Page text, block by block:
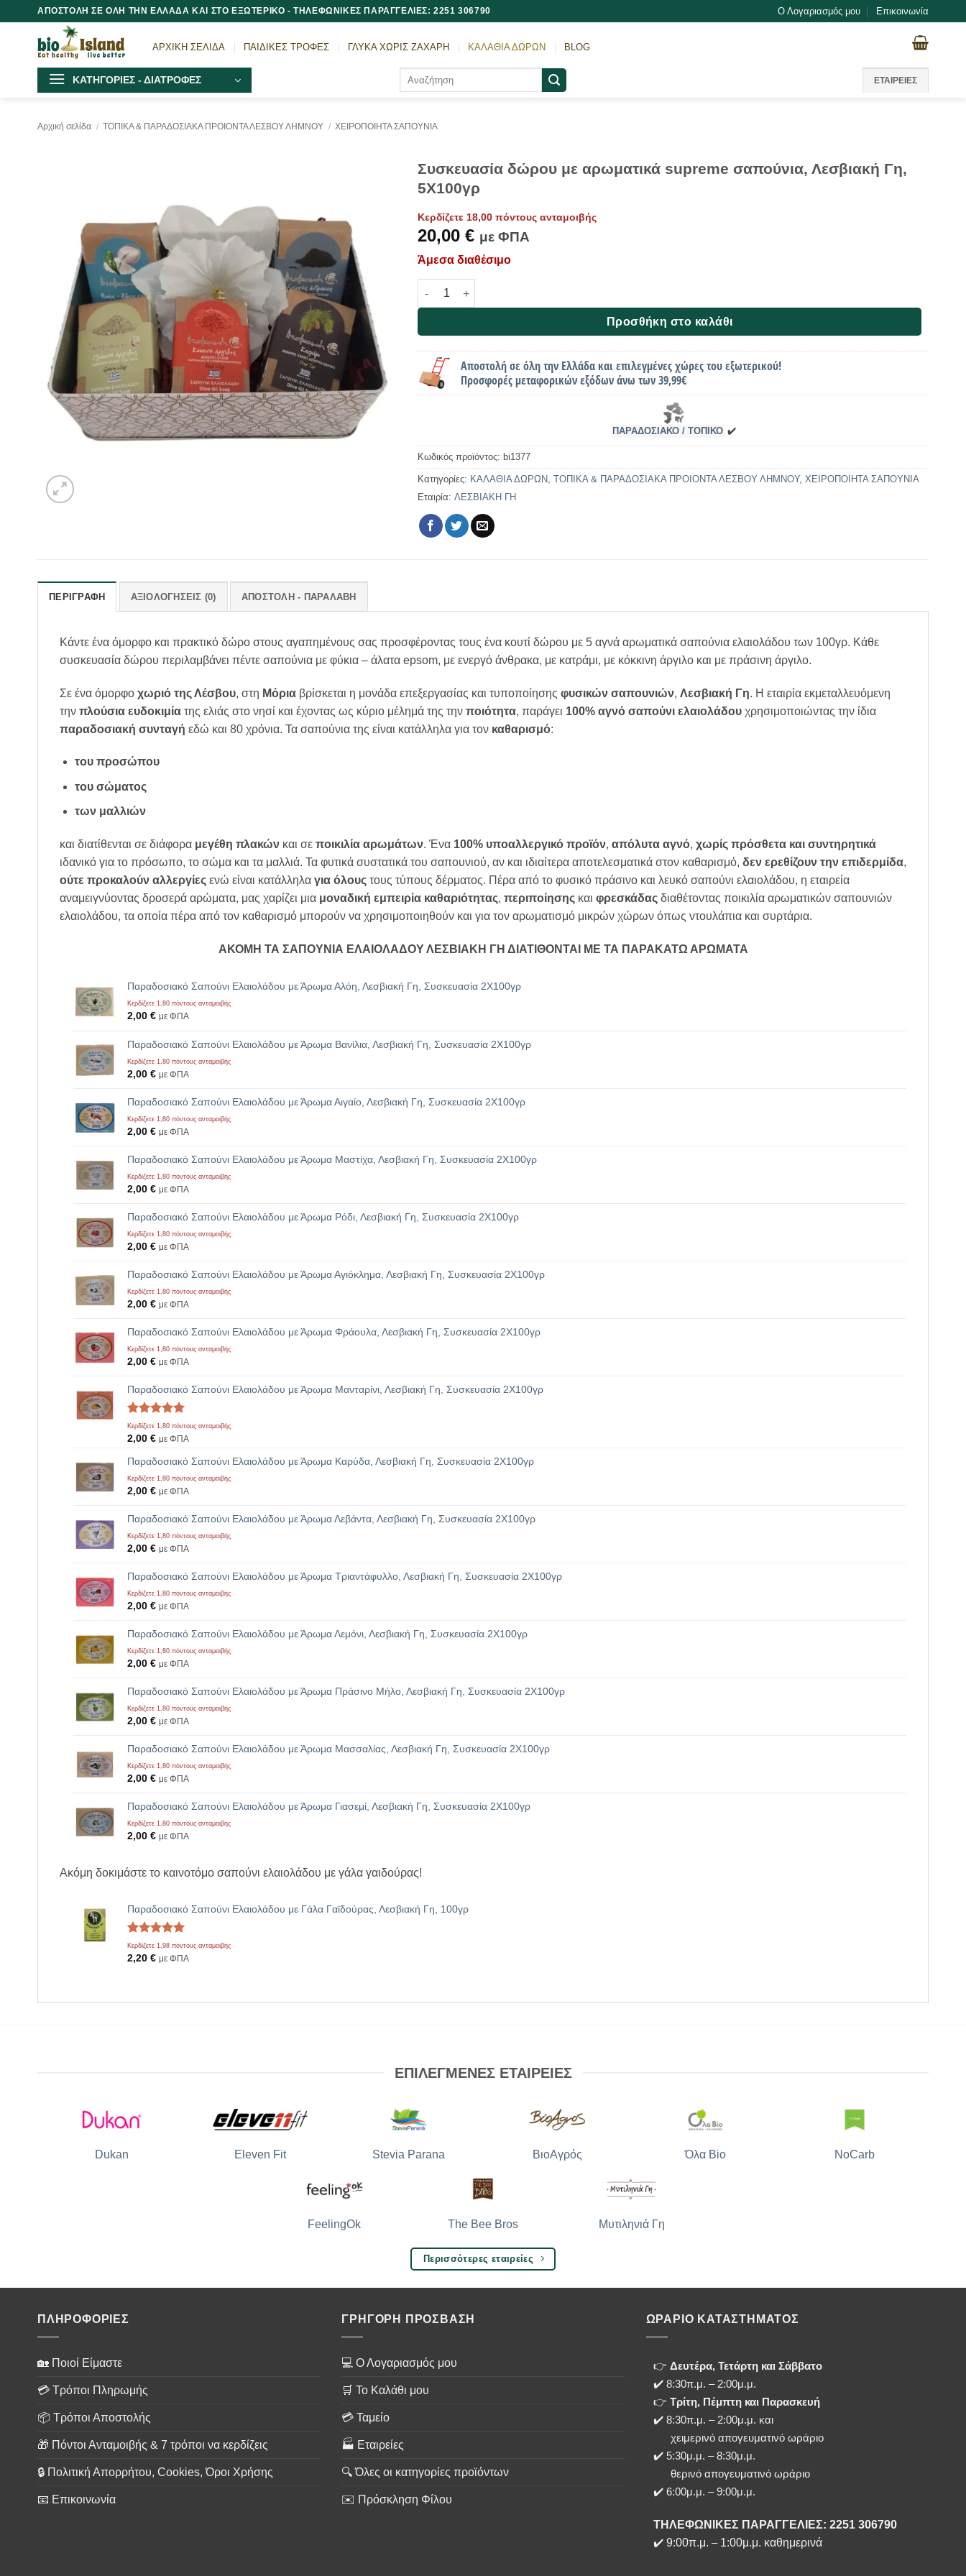
Μετάβαση
στο
περιεχόμενο
ΑΠΟΣΤΟΛΗ ΣΕ ΟΛΗ ΤΗΝ ΕΛΛΑΔΑ ΚΑΙ ΣΤΟ ΕΞΩΤΕΡΙΚΟ - ΤΗΛΕΦΩΝΙΚΕΣ ΠΑΡΑΓΓΕΛΙΕΣ: 2251 306790 Ο Λογαριασμός μου Επικοινωνία
ΑΡΧΙΚΗ ΣΕΛΙΔΑ ΠΑΙΔΙΚΕΣ ΤΡΟΦΕΣ ΓΛΥΚΑ ΧΩΡΙΣ ΖΑΧΑΡΗ ΚΑΛΑΘΙΑ ΔΩΡΩΝ BLOG
ΚΑΤΗΓΟΡΙΕΣ - ΔΙΑΤΡΟΦΕΣ ΕΤΑΙΡΕΙΕΣ
Αρχική σελίδα / ΤΟΠΙΚΑ & ΠΑΡΑΔΟΣΙΑΚΑ ΠΡΟΙΟΝΤΑ ΛΕΣΒΟΥ ΛΗΜΝΟΥ / ΧΕΙΡΟΠΟΙΗΤΑ ΣΑΠΟΥΝΙΑ
Συσκευασία δώρου με αρωματικά supreme σαπούνια, Λεσβιακή Γη,
5Χ100γρ
Κερδίζετε 18,00 πόντους ανταμοιβής
20,00€ με ΦΠΑ
Άμεσα διαθέσιμο
Συσκευασία δώρου με αρωματικά supreme σαπούνια, Λεσβιακή Γη, 5Χ100γρ ποσότητα
Προσθήκη στο καλάθι
Αποστολή σε όλη την Ελλάδα και επιλεγμένες χώρες του εξωτερικού!
Προσφορές μεταφορικών εξόδων άνω των 39,99€
ΠΑΡΑΔΟΣΙΑΚΟ / ΤΟΠΙΚΟ ✔️
Κωδικός προϊόντος: bi1377
Κατηγορίες: ΚΑΛΑΘΙΑ ΔΩΡΩΝ ,ΤΟΠΙΚΑ & ΠΑΡΑΔΟΣΙΑΚΑ ΠΡΟΙΟΝΤΑ ΛΕΣΒΟΥ ΛΗΜΝΟΥ,ΧΕΙΡΟΠΟΙΗΤΑ ΣΑΠΟΥΝΙΑ
Εταιρία: ΛΕΣΒΙΑΚΗ ΓΗ
ΠΕΡΙΓΡΑΦΉ ΑΞΙΟΛΟΓΉΣΕΙΣ (0) ΑΠΟΣΤΟΛΗ - ΠΑΡΑΛΑΒΗ
Κάντε ένα όμορφο και πρακτικό δώρο στους αγαπημένους σας προσφέροντας τους ένα κουτί δώρου με 5 αγνά αρωματικά σαπούνια ελαιολάδου των 100γρ. Κάθε
συσκευασία δώρου περιλαμβάνει πέντε σαπούνια με φύκια – άλατα epsom, με ενεργό άνθρακα, με κατράμι, με κόκκινη άργιλο και με πράσινη άργιλο.
Σε ένα όμορφο χωριό της Λέσβου, στη Μόρια βρίσκεται η μονάδα επεξεργασίας και τυποποίησης φυσικών σαπουνιών, Λεσβιακή Γη. Η εταιρία εκμεταλλευόμενη
την πλούσια ευδοκιμία της ελιάς στο νησί και έχοντας ως κύριο μέλημά της την ποιότητα, παράγει 100% αγνό σαπούνι ελαιολάδου χρησιμοποιώντας την ίδια
παραδοσιακή συνταγή εδώ και 80 χρόνια. Τα σαπούνια της είναι κατάλληλα για τον καθαρισμό:
του προσώπου
του σώματος
των μαλλιών
και διατίθενται σε διάφορα μεγέθη πλακών και σε ποικιλία αρωμάτων. Ένα 100% υποαλλεργικό προϊόν, απόλυτα αγνό, χωρίς πρόσθετα και συντηρητικά
ιδανικό για το πρόσωπο, το σώμα και τα μαλλιά. Τα φυτικά συστατικά του σαπουνιού, αν και ιδιαίτερα αποτελεσματικά στον καθαρισμό, δεν ερεθίζουν την επιδερμίδα,
ούτε προκαλούν αλλεργίες ενώ είναι κατάλληλα για όλους τους τύπους δέρματος. Πέρα από το φυσικό πράσινο και λευκό σαπούνι ελαιολάδου, η εταιρεία
αναμειγνύοντας δροσερά αρώματα, μας χαρίζει μια μοναδική εμπειρία καθαριότητας, περιποίησης και φρεσκάδας διαθέτοντας ποικιλία αρωματικών σαπουνιών
ελαιολάδου, τα οποία πέρα από τον καθαρισμό μπορούν να χρησιμοποιηθούν και για τον αρωματισμό μικρών χώρων όπως ντουλάπια και συρτάρια.
ΑΚΟΜΗ ΤΑ ΣΑΠΟΥΝΙΑ ΕΛΑΙΟΛΑΔΟΥ ΛΕΣΒΙΑΚΗ ΓΗ ΔΙΑΤΙΘΟΝΤΑΙ ΜΕ ΤΑ ΠΑΡΑΚΑΤΩ ΑΡΩΜΑΤΑ
Παραδοσιακό Σαπούνι Ελαιολάδου με Άρωμα Αλόη, Λεσβιακή Γη, Συσκευασία 2Χ100γρ
Κερδίζετε 1,80 πόντους ανταμοιβής
2,00 € με ΦΠΑ
Παραδοσιακό Σαπούνι Ελαιολάδου με Άρωμα Βανίλια, Λεσβιακή Γη, Συσκευασία 2Χ100γρ
Κερδίζετε 1,80 πόντους ανταμοιβής
2,00 € με ΦΠΑ
Παραδοσιακό Σαπούνι Ελαιολάδου με Άρωμα Αιγαίο, Λεσβιακή Γη, Συσκευασία 2Χ100γρ
Κερδίζετε 1,80 πόντους ανταμοιβής
2,00 € με ΦΠΑ
Παραδοσιακό Σαπούνι Ελαιολάδου με Άρωμα Μαστίχα, Λεσβιακή Γη, Συσκευασία 2Χ100γρ
Κερδίζετε 1,80 πόντους ανταμοιβής
2,00 € με ΦΠΑ
Παραδοσιακό Σαπούνι Ελαιολάδου με Άρωμα Ρόδι, Λεσβιακή Γη, Συσκευασία 2Χ100γρ
Κερδίζετε 1,80 πόντους ανταμοιβής
2,00 € με ΦΠΑ
Παραδοσιακό Σαπούνι Ελαιολάδου με Άρωμα Αγιόκλημα, Λεσβιακή Γη, Συσκευασία 2Χ100γρ
Κερδίζετε 1,80 πόντους ανταμοιβής
2,00 € με ΦΠΑ
Παραδοσιακό Σαπούνι Ελαιολάδου με Άρωμα Φράουλα, Λεσβιακή Γη, Συσκευασία 2Χ100γρ
Κερδίζετε 1,80 πόντους ανταμοιβής
2,00 € με ΦΠΑ
Παραδοσιακό Σαπούνι Ελαιολάδου με Άρωμα Μανταρίνι, Λεσβιακή Γη, Συσκευασία 2Χ100γρ
Βαθμολογήθηκε
με5.00
βάση
1
βαθμολογία
πελάτη
Κερδίζετε 1,80 πόντους ανταμοιβής
2,00 € με ΦΠΑ
Παραδοσιακό Σαπούνι Ελαιολάδου με Άρωμα Καρύδα, Λεσβιακή Γη, Συσκευασία 2Χ100γρ
Κερδίζετε 1,80 πόντους ανταμοιβής
2,00 € με ΦΠΑ
Παραδοσιακό Σαπούνι Ελαιολάδου με Άρωμα Λεβάντα, Λεσβιακή Γη, Συσκευασία 2Χ100γρ
Κερδίζετε 1,80 πόντους ανταμοιβής
2,00 € με ΦΠΑ
Παραδοσιακό Σαπούνι Ελαιολάδου με Άρωμα Τριαντάφυλλο, Λεσβιακή Γη, Συσκευασία 2Χ100γρ
Κερδίζετε 1,80 πόντους ανταμοιβής
2,00 € με ΦΠΑ
Παραδοσιακό Σαπούνι Ελαιολάδου με Άρωμα Λεμόνι, Λεσβιακή Γη, Συσκευασία 2Χ100γρ
Κερδίζετε 1,80 πόντους ανταμοιβής
2,00 € με ΦΠΑ
Παραδοσιακό Σαπούνι Ελαιολάδου με Άρωμα Πράσινο Μήλο, Λεσβιακή Γη, Συσκευασία 2Χ100γρ
Κερδίζετε 1,80 πόντους ανταμοιβής
2,00 € με ΦΠΑ
Παραδοσιακό Σαπούνι Ελαιολάδου με Άρωμα Μασσαλίας, Λεσβιακή Γη, Συσκευασία 2Χ100γρ
Κερδίζετε 1,80 πόντους ανταμοιβής
2,00 € με ΦΠΑ
Παραδοσιακό Σαπούνι Ελαιολάδου με Άρωμα Γιασεμί, Λεσβιακή Γη, Συσκευασία 2Χ100γρ
Κερδίζετε 1,80 πόντους ανταμοιβής
2,00 € με ΦΠΑ
Ακόμη δοκιμάστε το καινοτόμο σαπούνι ελαιολάδου με γάλα γαιδούρας!
Παραδοσιακό Σαπούνι Ελαιολάδου με Γάλα Γαϊδούρας, Λεσβιακή Γη, 100γρ
Βαθμολογήθηκε
με5.00
2
πελάτη
Κερδίζετε 1,98 πόντους ανταμοιβής
2,20 € με ΦΠΑ
ΕΠΙΛΕΓΜΕΝΕΣ ΕΤΑΙΡΕΙΕΣ
Dukan Eleven Fit Stevia Parana ΒιοΑγρός Όλα Bio NoCarb
FeelingOk The Bee Bros Μυτιληνιά Γη
Περισσότερες εταιρείες
ΠΛΗΡΟΦΟΡΙΕΣ
🏡 Ποιοί Είμαστε
💳 Τρόποι Πληρωμής
📦 Τρόποι Αποστολής
🎁 Πόντοι Ανταμοιβής & 7 τρόποι να κερδίζεις
🔒 Πολιτική Απορρήτου, Cookies, Όροι Χρήσης
📧 Επικοινωνία
ΓΡΗΓΟΡΗ ΠΡΟΣΒΑΣΗ
💻 Ο Λογαριασμός μου
🛒 Το Καλάθι μου
💳 Ταμείο
🏭 Εταιρείες
🔍 Όλες οι κατηγορίες προϊόντων
✉️ Πρόσκληση Φίλου
ΩΡΑΡΙΟ ΚΑΤΑΣΤΗΜΑΤΟΣ
👉 Δευτέρα, Τετάρτη και Σάββατο
✔️ 8:30π.μ. – 2:00μ.μ.
👉 Τρίτη, Πέμπτη και Παρασκευή
✔️ 8:30π.μ. – 2:00μ.μ. και
χειμερινό απογευματινό ωράριο
✔️ 5:30μ.μ. – 8:30μ.μ.
θερινό απογευματινό ωράριο
✔️ 6:00μ.μ. – 9:00μ.μ.
ΤΗΛΕΦΩΝΙΚΕΣ ΠΑΡΑΓΓΕΛΙΕΣ: 2251 306790
✔️ 9:00π.μ. –1:00μ.μ. καθημερινά